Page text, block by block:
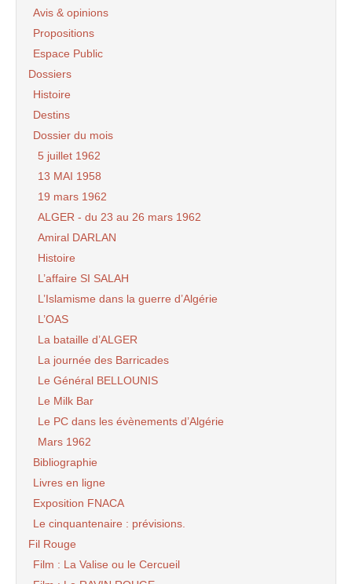
Avis & opinions
Propositions
Espace Public
Dossiers
Histoire
Destins
Dossier du mois
5 juillet 1962
13 MAI 1958
19 mars 1962
ALGER - du 23 au 26 mars 1962
Amiral DARLAN
Histoire
L’affaire SI SALAH
L’Islamisme dans la guerre d’Algérie
L’OAS
La bataille d’ALGER
La journée des Barricades
Le Général BELLOUNIS
Le Milk Bar
Le PC dans les évènements d’Algérie
Mars 1962
Bibliographie
Livres en ligne
Exposition FNACA
Le cinquantenaire : prévisions.
Fil Rouge
Film : La Valise ou le Cercueil